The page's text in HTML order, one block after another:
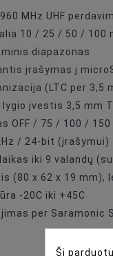
MHz UHF
10 / 25 / 50 / 100
diapazonas
įrašymas į
(LTC per
įvestis 3,5 mm
OFF / 75 / 100 / 150
/ 24-bit (įrašymui)
iki 9 valandų (su
(80 x 62 x 19 mm),
-20C iki +45C
per Saramonic
Ši